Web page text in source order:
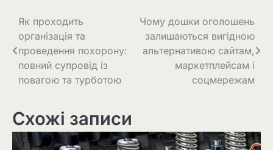
Навігація
записів
Як проходить
організація та
проведення похорону:
повний супровід із
повагою та турботою
Чому дошки оголошень
залишаються вигідною
альтернативою сайтам,
маркетплейсам і
соцмережам
Схожі записи